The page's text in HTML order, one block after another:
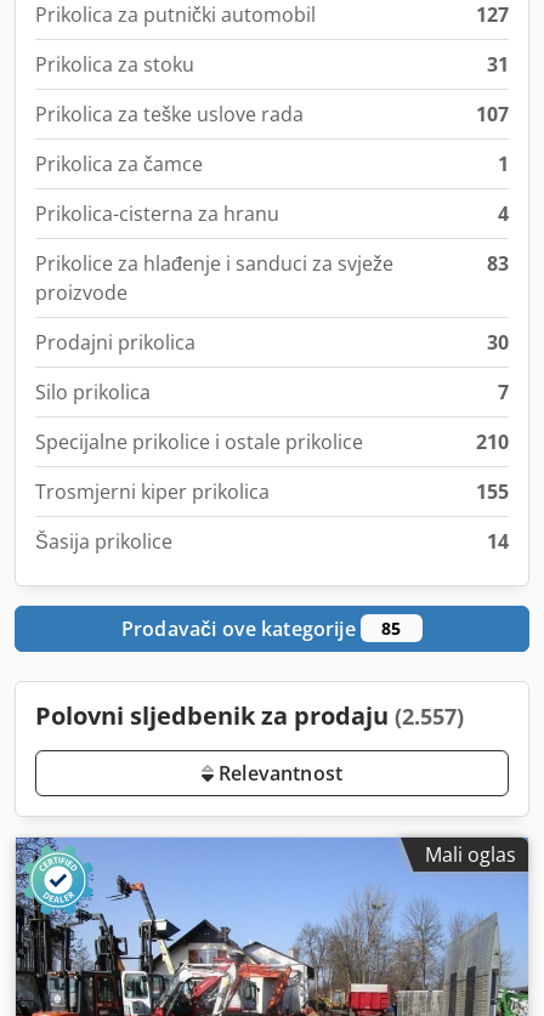
Prikolica za putnički automobil
127
Prikolica za stoku
31
Prikolica za teške uslove rada
107
Prikolica za čamce
1
Prikolica-cisterna za hranu
4
Prikolice za hlađenje i sanduci za svježe
proizvode
83
Prodajni prikolica
30
Silo prikolica
7
Specijalne prikolice i ostale prikolice
210
Trosmjerni kiper prikolica
155
Šasija prikolice
14
Prodavači ove kategorije 85
Polovni sljedbenik za prodaju (2.557)
Relevantnost
Mali oglas